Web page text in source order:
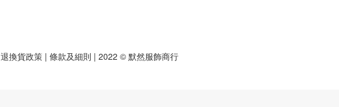
退換貨政策 | 條款及細則 | 2022 © 默然服飾商行